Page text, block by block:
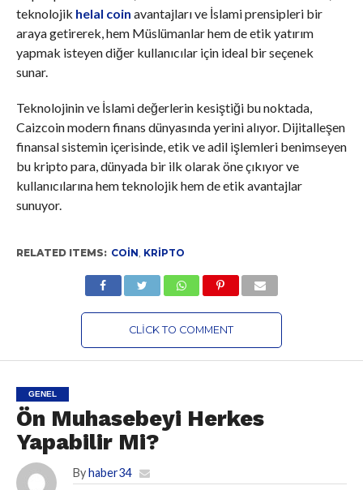
teknolojik helal coin avantajları ve İslami prensipleri bir
araya getirerek, hem Müslümanlar hem de etik yatırım
yapmak isteyen diğer kullanıcılar için ideal bir seçenek
sunar.
Teknolojinin ve İslami değerlerin kesiştiği bu noktada,
Caizcoin modern finans dünyasında yerini alıyor. Dijitalleşen
finansal sistemin içerisinde, etik ve adil işlemleri benimseyen
bu kripto para, dünyada bir ilk olarak öne çıkıyor ve
kullanıcılarına hem teknolojik hem de etik avantajlar
sunuyor.
RELATED ITEMS: COIN KRIPTO
CLICK TO COMMENT
GENEL
Ön Muhasebeyi Herkes
Yapabilir Mi?
By haber34